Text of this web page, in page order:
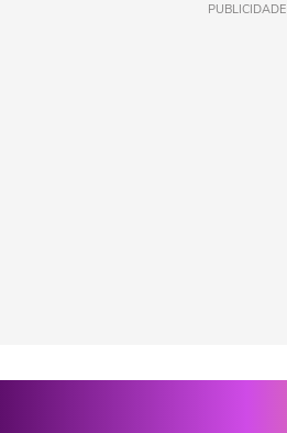
PUBLICIDADE